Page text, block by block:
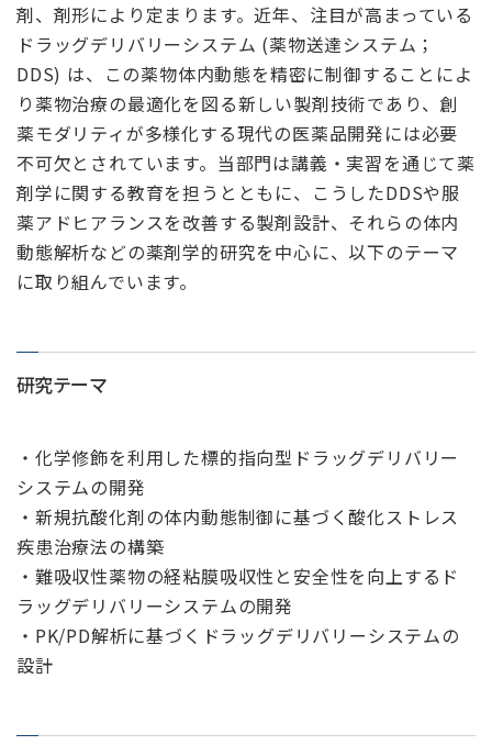
剤、剤形により定まります。近年、注目が高まっている
ドラッグデリバリーシステム (薬物送達システム；
DDS) は、この薬物体内動態を精密に制御することによ
り薬物治療の最適化を図る新しい製剤技術であり、創
薬モダリティが多様化する現代の医薬品開発には必要
不可欠とされています。当部門は講義・実習を通じて薬
剤学に関する教育を担うとともに、こうしたDDSや服
薬アドヒアランスを改善する製剤設計、それらの体内
動態解析などの薬剤学的研究を中心に、以下のテーマ
に取り組んでいます。
研究テーマ
・化学修飾を利用した標的指向型ドラッグデリバリー
システムの開発
・新規抗酸化剤の体内動態制御に基づく酸化ストレス
疾患治療法の構築
・難吸収性薬物の経粘膜吸収性と安全性を向上するド
ラッグデリバリーシステムの開発
・PK/PD解析に基づくドラッグデリバリーシステムの
設計